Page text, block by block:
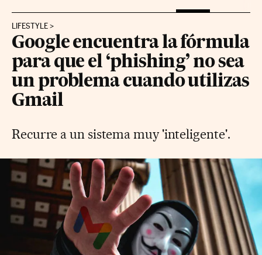
LIFESTYLE
Google encuentra la fórmula
para que el ‘phishing’ no sea
un problema cuando utilizas
Gmail
Recurre a un sistema muy 'inteligente'.